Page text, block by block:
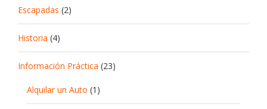
Escapadas (2)
Historia (4)
Información Práctica (23)
Alquilar un Auto (1)